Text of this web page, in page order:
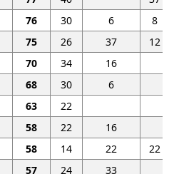
76 30 6
8
75 26 37
12
70 34
16
68 30
6
63
22
58 22
16
58 14 22
22
57 24 33